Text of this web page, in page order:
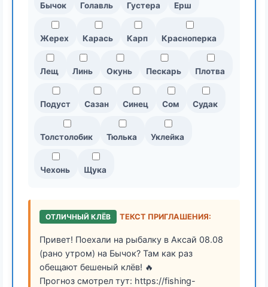
Бычок Голавль Густера Ерш
Жерех Карась Карп Красноперка
Лещ Линь Окунь Пескарь Плотва
Подуст Сазан Синец Сом Судак
Толстолобик Тюлька Уклейка
Чехонь Щука
ОТЛИЧНЫЙ КЛЁВ ТЕКСТ ПРИГЛАШЕНИЯ:
Привет! Поехали на рыбалку в Аксай 08.08
(рано утром) на Бычок? Там как раз
обещают бешеный клёв! 🔥
Прогноз смотрел тут: https://fishing-